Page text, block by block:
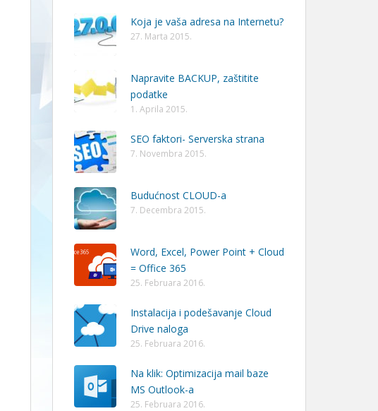
Koja je vaša adresa na Internetu?
27. Marta 2015.
Napravite BACKUP, zaštitite
podatke
1. Aprila 2015.
SEO faktori- Serverska strana
7. Novembra 2015.
Budućnost CLOUD-a
7. Decembra 2015.
Word, Excel, Power Point + Cloud
= Office 365
25. Februara 2016.
Instalacija i podešavanje Cloud
Drive naloga
25. Februara 2016.
Na klik: Optimizacija mail baze
MS Outlook-a
25. Februara 2016.